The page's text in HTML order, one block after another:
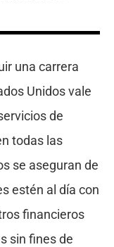
una carrera
Unidos vale
de
todas las
se aseguran de
estén al día con
financieros
sin fines de